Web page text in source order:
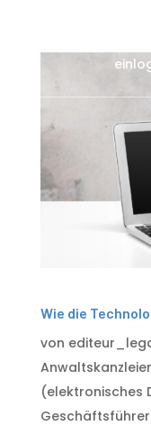
Wie die
von
(elektronisches